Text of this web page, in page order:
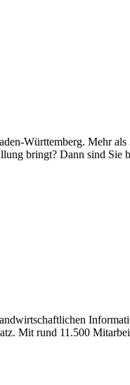
Württemberg. Mehr
bringt? Dann sind Sie
Mit rund 11.500